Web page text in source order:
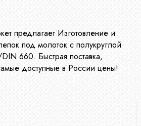
предлагает Изготовление и
под молоток с полукруглой
660. Быстрая поставка,
доступные в России цены!